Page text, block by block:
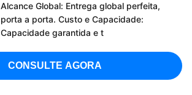
Alcance Global: Entrega global perfeita,
porta a porta. Custo e Capacidade:
Capacidade garantida e t
CONSULTE AGORA